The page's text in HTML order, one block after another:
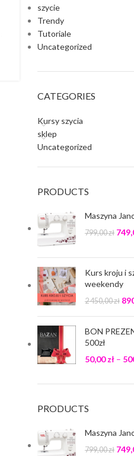
szycie
Trendy
Tutoriale
Uncategorized
CATEGORIES
Kursy szycia
sklep
Uncategorized
PRODUCTS
Maszyna
799,00zł
Kurs kroju i
weekendy
2 450,00zł
BON
500zł
50,00zł –
PRODUCTS
Maszyna
799,00zł